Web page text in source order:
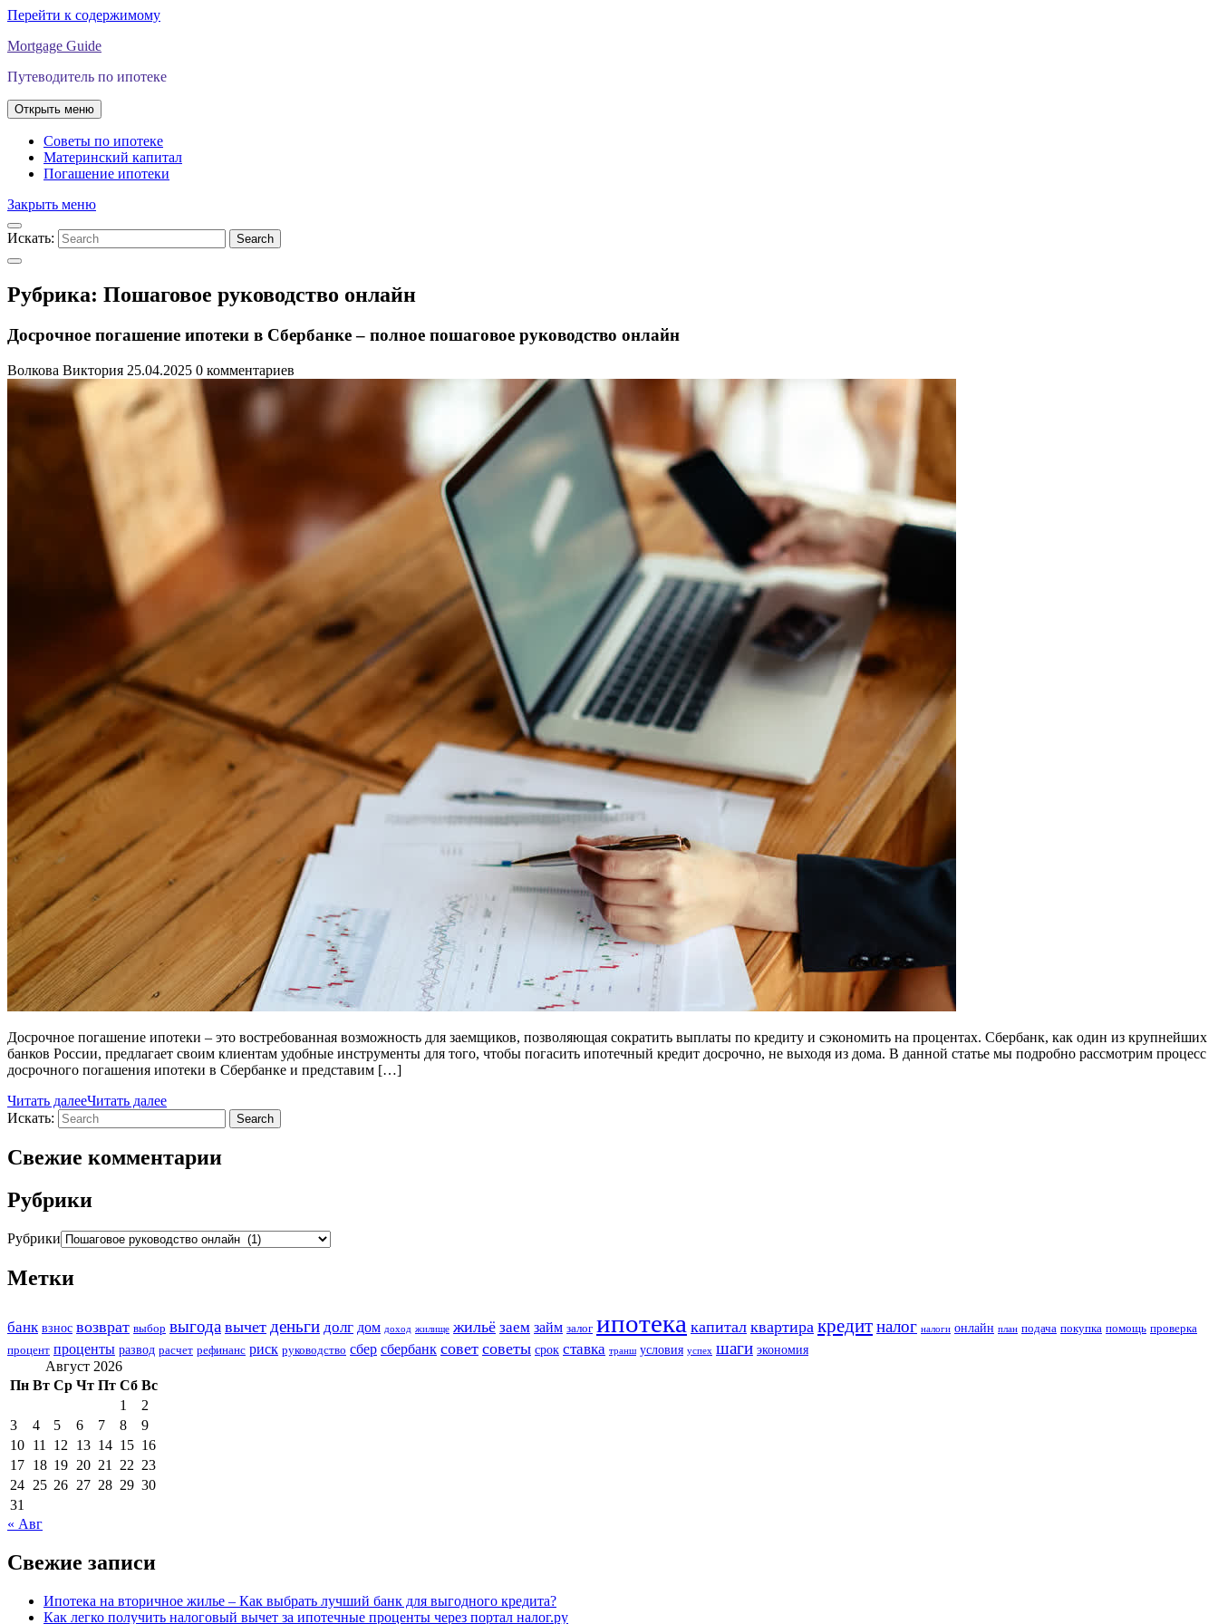
Перейти к содержимому
Mortgage Guide
Путеводитель по ипотеке
Открыть меню
Советы по ипотеке
Материнский капитал
Погашение ипотеки
Закрыть меню
Искать: Search
Рубрика: Пошаговое руководство онлайн
Досрочное погашение ипотеки в Сбербанке – полное пошаговое руководство онлайн
Волкова Виктория 25.04.2025 0 комментариев
Досрочное погашение ипотеки – это востребованная возможность для заемщиков, позволяющая сократить выплаты по кредиту и сэкономить на процентах. Сбербанк, как один из крупнейших
банков России, предлагает своим клиентам удобные инструменты для того, чтобы погасить ипотечный кредит досрочно, не выходя из дома. В данной статье мы подробно рассмотрим процесс
досрочного погашения ипотеки в Сбербанке и представим […]
Читать далееЧитать далее
Искать:
Search
Свежие комментарии
Рубрики
Рубрики
Метки
банк взнос возврат выбор выгода вычет деньги долг дом доход жилище жильё заем займ залог ипотека капитал квартира кредитналог налоги онлайн план подача покупка помощь проверка
процент проценты развод расчет рефинанс риск руководство сбер сбербанк совет советы срок ставка транш условия успех шаги экономия
Август 2026
Пн Вт Ср Чт Пт Сб Вс
1
2
3
4 5 6 7 8
9
10 11 12 13 14 15 16
17 18 19 20 21 22 23
24 25 26 27 28 29 30
31
« Авг
Свежие записи
Ипотека на вторичное жилье – Как выбрать лучший банк для выгодного кредита?
Как легко получить налоговый вычет за ипотечные проценты через портал налог.ру